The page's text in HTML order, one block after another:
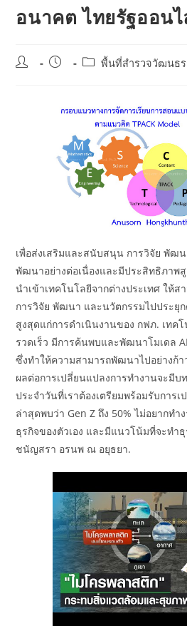
อนาคต ไทยรัฐออน
Post
Post
Postพื้นที่สำรวจวัฒนธ
เพื่อส่งเสริมและสนับสนุน การวิจัย พัฒ
พัฒนาอย่างต่อเนื่องและมีประสิทธิภาพ
นำเข้าเทคโนโลยีจากต่างประเทศ ให้ส
การวิจัย พัฒนา และนวัตกรรมไปประยุ
สูงสุดแก่การดำเนินงานของ กฟภ. เทค
รวดเร็ว มีการค้นพบและพัฒนาโมเดล
ซึ่งทำให้ความสามารถพัฒนาไปอย่างก้
ผลต่อการเปลี่ยนแปลงการทำงานจะมี
ประจำวันที่เราต้องเตรียมพร้อมรับการ
ล่าสุดพบว่า Gen Z ถึง 50% ไม่อยากทำ
ธุรกิจของตัวเอง และมีแนวโน้มที่จะทำ
ชนัญสรา อรนพ ณ อยุธยา.